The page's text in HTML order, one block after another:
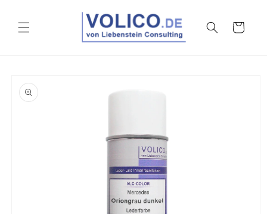
ai contenuti
Carrello
informazioni
sul prodotto